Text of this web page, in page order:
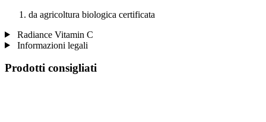
da agricoltura biologica certificata
Radiance Vitamin C
Informazioni legali
Prodotti consigliati